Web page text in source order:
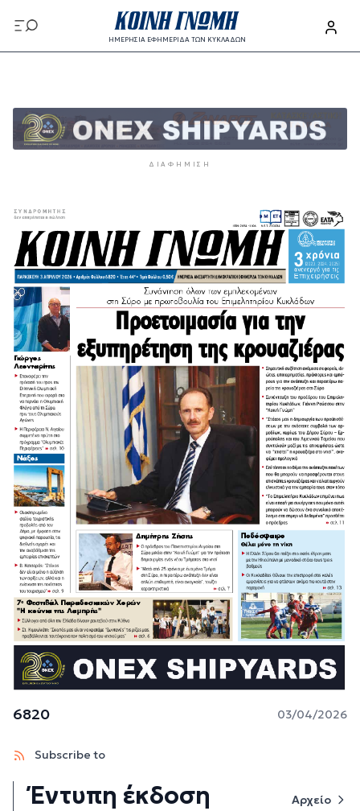
Παράκαμψη προς το κυρίως περιεχόμενο
ΗΜΕΡΗΣΙΑ ΕΦΗΜΕΡΙΔΑ ΤΩΝ ΚΥΚΛΑΔΩΝ
ΔΙΑΦΉΜΙΣΗ
6820 03/04/2026
Subscribe to
Έντυπη έκδοση Αρχείο